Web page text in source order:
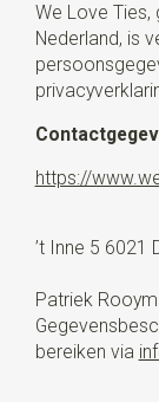
We Love Ties,
Nederland, is
https://
’t Inne 5 6021
Patriek
bereiken via